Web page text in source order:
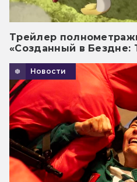
Трейлер
«Созданный в Бездне:
Новости